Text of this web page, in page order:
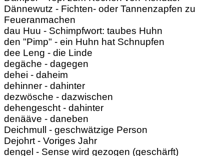
Dännewutz - Fichten- oder Tannenzapfen zu
Feueranmachen
dau Huu - Schimpfwort: taubes Huhn
den "Pimp" - ein Huhn hat Schnupfen
dee Leng - die Linde
degäche - dagegen
dehei - daheim
dehinner - dahinter
dezwösche - dazwischen
dehengescht - dahinter
denääve - daneben
Deichmull - geschwätzige Person
Dejohrt - Voriges Jahr
dengel - Sense wird gezogen (geschärft)